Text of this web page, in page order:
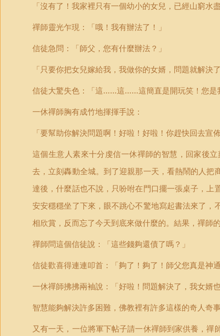
「沒有了！我家裡只有一個幼小的女兒，已經山窮水
禪師靈光乍現：「哦！我有辦法了！」
信徒急問：「師父，您有什麼辦法？」
「只要你把女兒嫁給我，我做你的女婿，問題就解決
信徒大驚失色：「這……這……這簡直是開玩笑！您是
一休禪師胸有成竹地揮揮手說：
「要幫助你解決問題啊！好啦！好啦！你趕快回去
這個生意人素來十分虔信一休禪師的智慧，回家後
去，立刻轟動全城。到了迎親那一天，看熱鬧的人
達後，什麼話也不說，只吩咐在門口擺一張桌子，
安安穩穩坐了下來，眼不跳心不驚地寫起書法來了
相欣賞，反而忘了今天到底來做什麼的。結果，禪師
禪師問這個信徒說：「這些錢夠還債了嗎？」
信徒歡喜得連連叩首：「夠了！夠了！師父您真是神
一休禪師拂拂兩袖說：「好啦！問題解決了，我女婿
智慧能夠解決許多困難，佛教裡有許多這樣的奇人奇
又有一天，一位將軍下帖子請一休禪師到家供養，